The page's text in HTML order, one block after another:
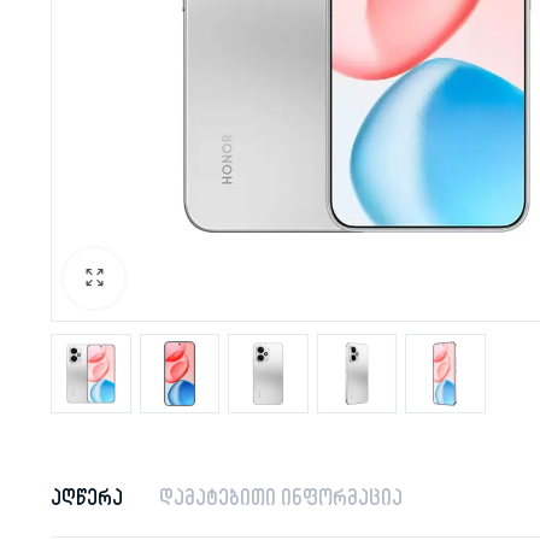
აღწერა დამატებითი ინფორმაცია